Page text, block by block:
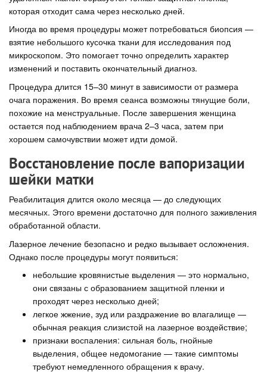
которая отходит сама через несколько дней.
Иногда во время процедуры может потребоваться биопсия —
взятие небольшого кусочка ткани для исследования под
микроскопом. Это помогает точно определить характер
изменений и поставить окончательный диагноз.
Процедура длится 15–30 минут в зависимости от размера
очага поражения. Во время сеанса возможны тянущие боли,
похожие на менструальные. После завершения женщина
остается под наблюдением врача 2–3 часа, затем при
хорошем самочувствии может идти домой.
Восстановление после вапоризации
шейки матки
Реабилитация длится около месяца — до следующих
месячных. Этого времени достаточно для полного заживления
обработанной области.
Лазерное лечение безопасно и редко вызывает осложнения.
Однако после процедуры могут появиться:
небольшие кровянистые выделения — это нормально,
они связаны с образованием защитной пленки и
проходят через несколько дней;
легкое жжение, зуд или раздражение во влагалище —
обычная реакция слизистой на лазерное воздействие;
признаки воспаления: сильная боль, гнойные
выделения, общее недомогание — такие симптомы
требуют немедленного обращения к врачу.